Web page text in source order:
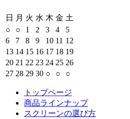
日 月 火 水 木 金 土
○
○ 1 2 3 4
5
6
7 8 9 10 11 12
13 14 15 16 17 18 19
20 21 22 23 24 25 26
27 28 29 30 ○ ○ ○
トップページ
商品ラインナップ
スクリーンの選び方